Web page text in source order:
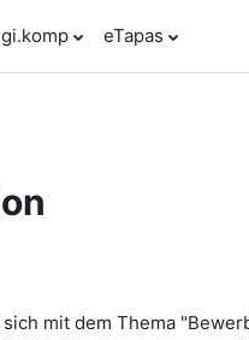
eTapas
mit dem Thema